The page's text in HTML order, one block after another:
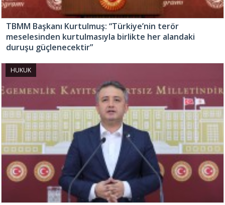
TBMM Başkanı Kurtulmuş: “Türkiye’nin terör
meselesinden kurtulmasıyla birlikte her alandaki
duruşu güçlenecektir”
HUKUK